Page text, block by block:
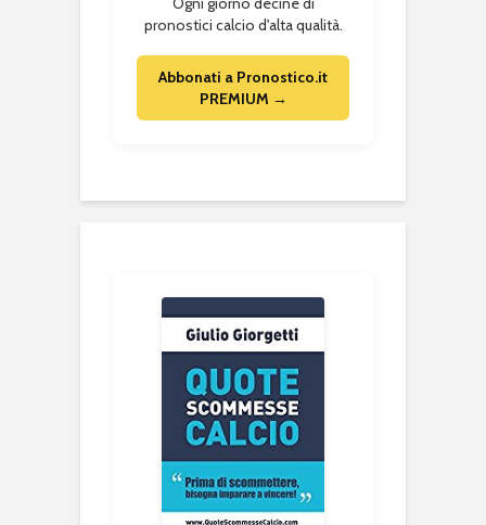
pronostici calcio d'alta qualità.
Abbonati a Pronostico.it
PREMIUM →